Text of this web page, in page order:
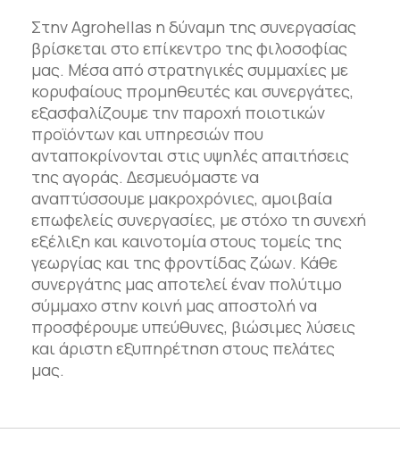
Στην Agrohellas η δύναμη της συνεργασίας
βρίσκεται στο επίκεντρο της φιλοσοφίας
μας. Μέσα από στρατηγικές συμμαχίες με
κορυφαίους προμηθευτές και συνεργάτες,
εξασφαλίζουμε την παροχή ποιοτικών
προϊόντων και υπηρεσιών που
ανταποκρίνονται στις υψηλές απαιτήσεις
της αγοράς. Δεσμευόμαστε να
αναπτύσσουμε μακροχρόνιες, αμοιβαία
επωφελείς συνεργασίες, με στόχο τη συνεχή
εξέλιξη και καινοτομία στους τομείς της
γεωργίας και της φροντίδας ζώων. Κάθε
συνεργάτης μας αποτελεί έναν πολύτιμο
σύμμαχο στην κοινή μας αποστολή να
προσφέρουμε υπεύθυνες, βιώσιμες λύσεις
και άριστη εξυπηρέτηση στους πελάτες
μας.